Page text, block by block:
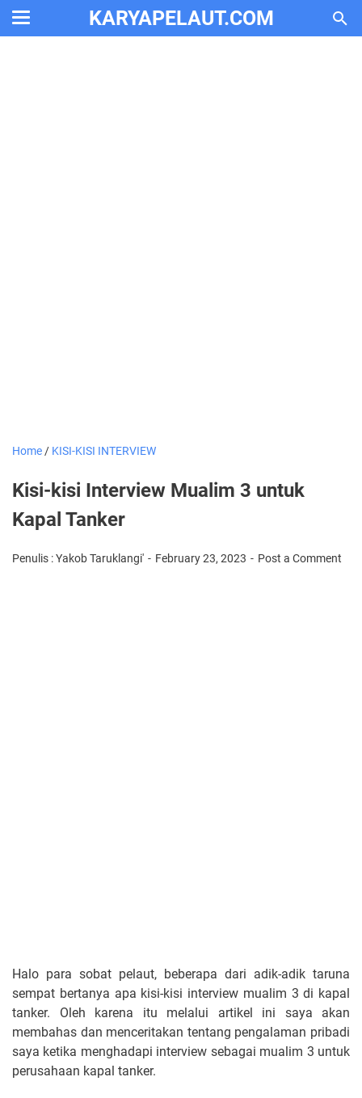
KARYAPELAUT.COM
Home / KISI-KISI INTERVIEW
Kisi-kisi Interview Mualim 3 untuk
Kapal Tanker
Penulis : Yakob Taruklangi' February 23, 2023 Post a Comment
Halo para sobat pelaut, beberapa dari adik-adik taruna
sempat bertanya apa kisi-kisi interview mualim 3 di kapal
tanker. Oleh karena itu melalui artikel ini saya akan
membahas dan menceritakan tentang pengalaman pribadi
saya ketika menghadapi interview sebagai mualim 3 untuk
perusahaan kapal tanker.